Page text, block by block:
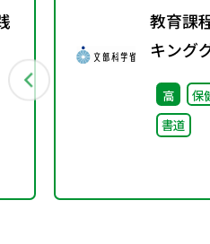
教育課
キング
回）配
高 保
書道